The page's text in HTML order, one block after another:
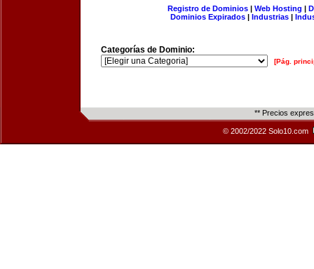
Registro de Dominios| Web Hosting |
Dominios Expirados | Industrias |
Categorías de Dominio:
[Pág.
** Precios
© 2002/2022 Solo10.com